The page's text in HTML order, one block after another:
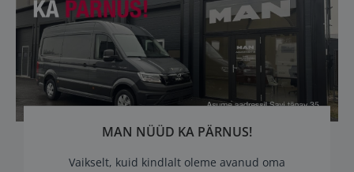
MAN NÜÜD KA PÄRNUS!
Vaikselt, kuid kindlalt oleme avanud oma